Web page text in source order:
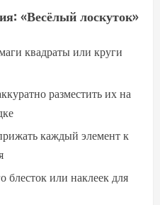
«Весёлый лоскуток»
квадраты или круги
разместить их на
каждый элемент к
или наклеек для